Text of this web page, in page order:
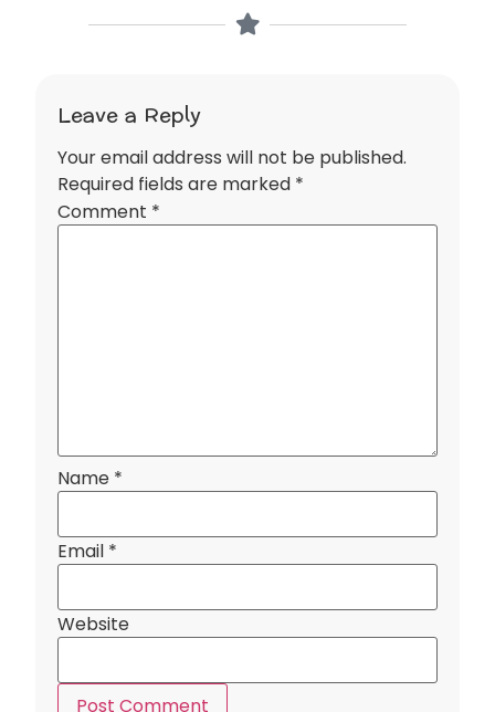
Leave a Reply
Your email address will not be published.
Required fields are marked *
Comment *
Name *
Email *
Website